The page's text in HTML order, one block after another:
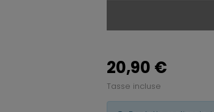
20,90 €
Tasse incluse